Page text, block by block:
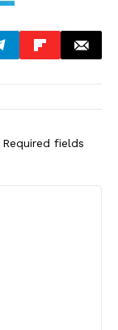
Required fields